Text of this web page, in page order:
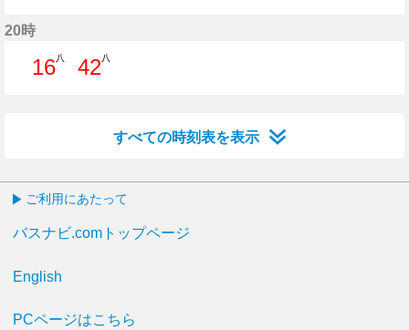
20時
16八
42八
すべての時刻表を表示
ご利用にあたって
バスナビ.comトップページ
English
PCページはこちら